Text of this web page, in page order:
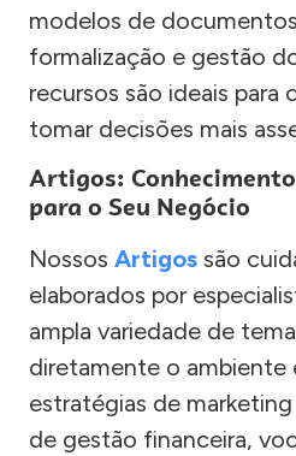
modelos de
formalização e gestão
recursos são ideais para
tomar decisões mais
Artigos:
para o Seu Negócio
Nossos Artigos são
elaborados por
ampla variedade de
diretamente o ambiente
estratégias de
de gestão financeira,